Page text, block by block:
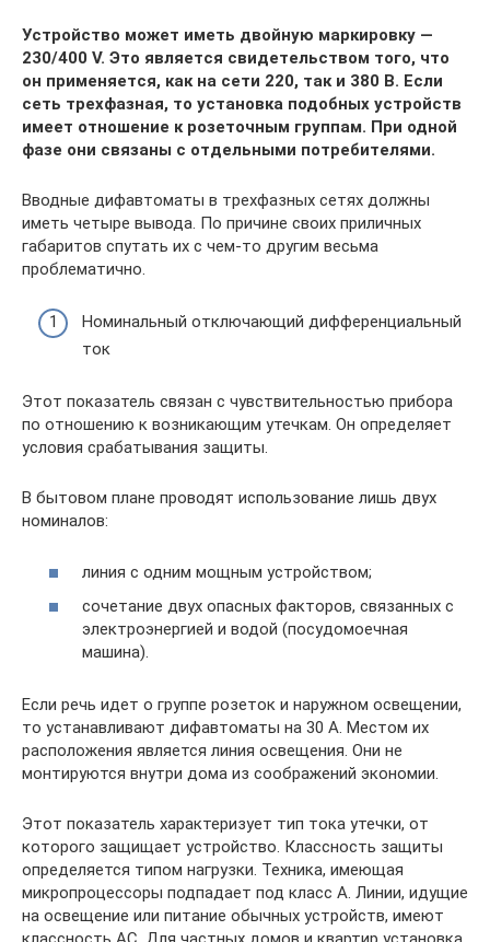
Устройство может иметь двойную маркировку —
230/400 V. Это является свидетельством того, что
он применяется, как на сети 220, так и 380 В. Если
сеть трехфазная, то установка подобных устройств
имеет отношение к розеточным группам. При одной
фазе они связаны с отдельными потребителями.
Вводные дифавтоматы в трехфазных сетях должны
иметь четыре вывода. По причине своих приличных
габаритов спутать их с чем-то другим весьма
проблематично.
Номинальный отключающий дифференциальный
ток
Этот показатель связан с чувствительностью прибора
по отношению к возникающим утечкам. Он определяет
условия срабатывания защиты.
В бытовом плане проводят использование лишь двух
номиналов:
линия с одним мощным устройством;
сочетание двух опасных факторов, связанных с
электроэнергией и водой (посудомоечная
машина).
Если речь идет о группе розеток и наружном освещении,
то устанавливают дифавтоматы на 30 А. Местом их
расположения является линия освещения. Они не
монтируются внутри дома из соображений экономии.
Этот показатель характеризует тип тока утечки, от
которого защищает устройство. Классность защиты
определяется типом нагрузки. Техника, имеющая
микропроцессоры подпадает под класс А. Линии, идущие
на освещение или питание обычных устройств, имеют